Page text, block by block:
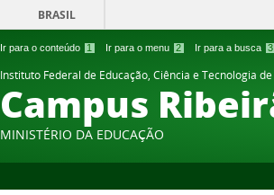
Ir para o conteúdo 1 Ir para o menu 2 Ir para a busca 3
BRASIL
Instituto Federal de Educação, Ciência e Tecnologia
Campus
MINISTÉRIO DA EDUCAÇÃO